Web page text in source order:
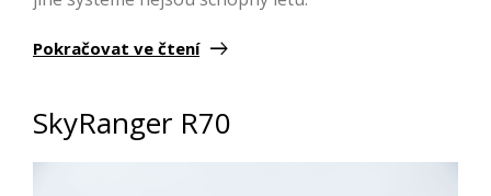
Pokračovat ve čtení
SkyRanger R70